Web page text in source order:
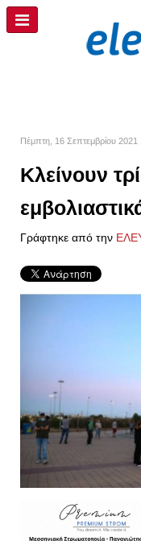
Πέμπτη, 16 Σεπτεμβρίου 2021
Κλείνουν
Γράφτηκε από την